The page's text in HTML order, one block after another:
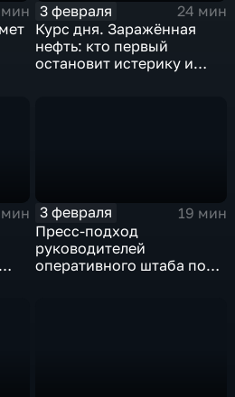
3 февраля
24 мин
Курс дня. Заражённая
нефть: кто первый
остановит истерику и
3 февраля
19 мин
Пресс-подход
руководителей
оперативного штаба по